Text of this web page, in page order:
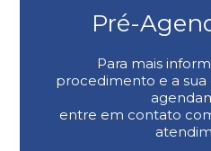
Pré-
Para mais
procedimento e a sua
entre em contato